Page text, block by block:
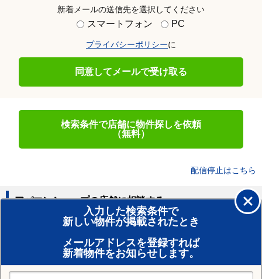
新着メールの送信先を選択してください
スマートフォン PC
プライバシーポリシーに
同意してメールで受け取る
検索条件で店舗に物件探しを依頼
（無料）
配信停止はこちら
入力した検索条件で
新しい物件が掲載されたとき
メールアドレスを登録すれば
新着物件をお知らせします。
アパマンショップの店舗に相談する
賃貸のプロがお部屋探し！
おまかせ物件リクエスト
住みたい街の店舗を探す